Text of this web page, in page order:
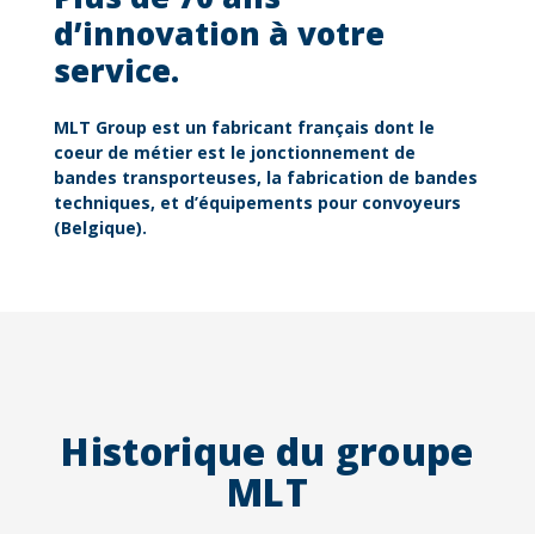
d’innovation à votre
service.
MLT Group est un fabricant français dont le
coeur de métier est le jonctionnement de
bandes transporteuses, la fabrication de bandes
techniques, et d’équipements pour convoyeurs
(Belgique).
Historique du groupe
MLT